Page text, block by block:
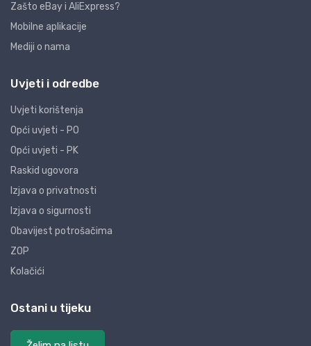
Zašto eBay i AliExpress?
Mobilne aplikacije
Mediji o nama
Uvjeti i odredbe
Uvjeti korištenja
Opći uvjeti - PO
Opći uvjeti - PK
Raskid ugovora
Izjava o privatnosti
Izjava o sigurnosti
Obavijest potrošačima
ZOP
Kolačići
Ostani u tijeku